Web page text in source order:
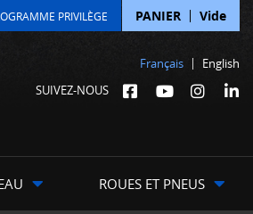
Français
English
SUIVEZ-NOUS
PRIVILÈGE PANIER Vide
ROUES ET PNEUS